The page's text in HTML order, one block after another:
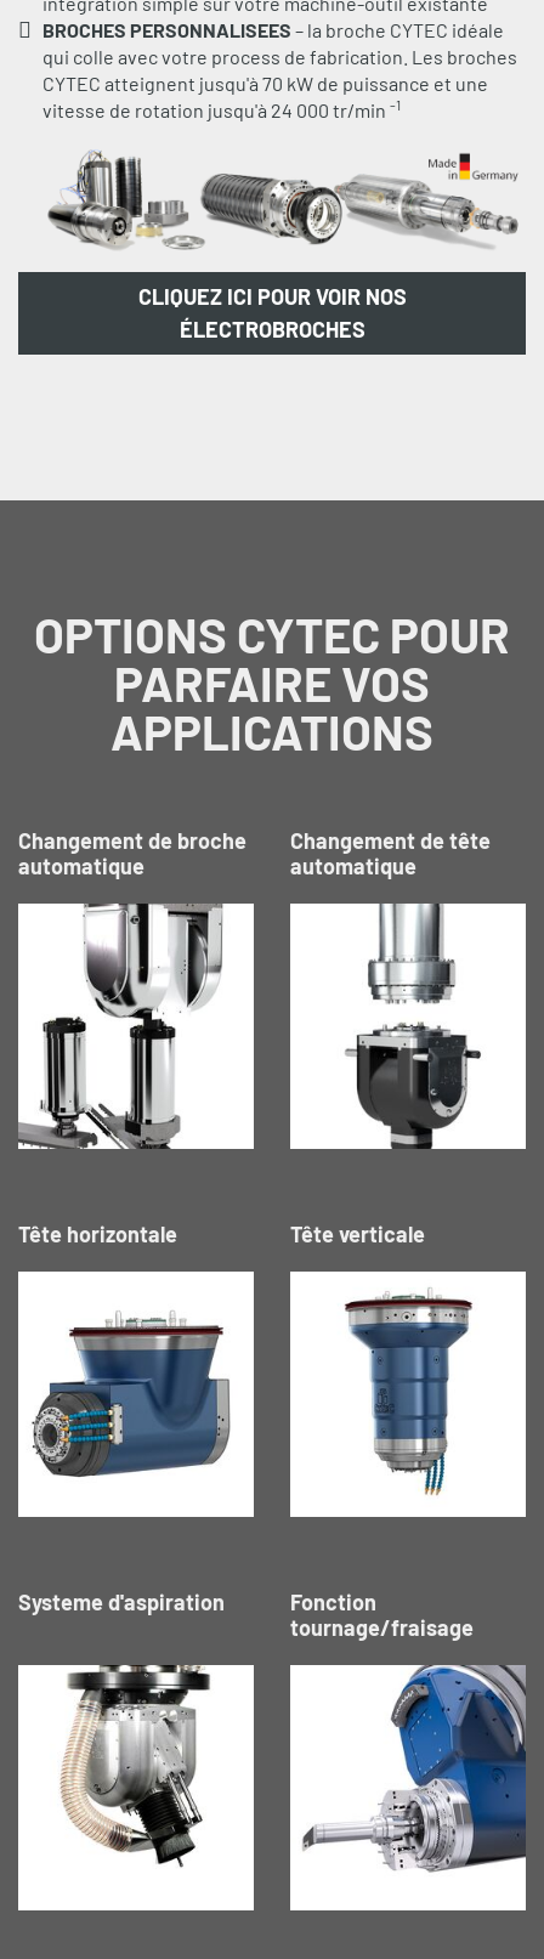
BROCHES PERSONNALISEES – la broche CYTEC idéale
qui colle avec votre process de fabrication. Les broches
CYTEC atteignent jusqu'à 70 kW de puissance et une
vitesse de rotation jusqu'à 24 000 tr/min -1
CLIQUEZ ICI POUR VOIR NOS
ÉLECTROBROCHES
OPTIONS CYTEC POUR
PARFAIRE VOS
APPLICATIONS
Changement de broche
automatique
Changement de tête
automatique
Tête horizontale Tête verticale
Systeme d'aspiration
Fonction
tournage/fraisage